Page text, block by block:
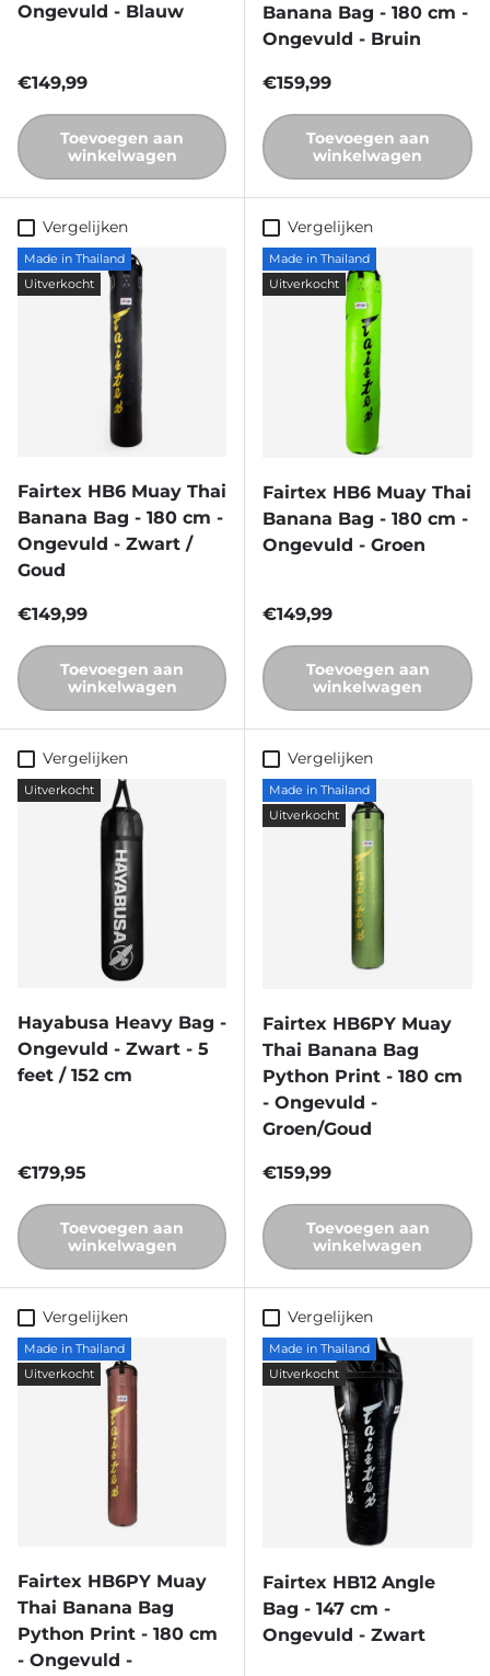
Ongevuld - Blauw
Reguliere prijs
€149,99
Toevoegen aan
winkelwagen
Banana Bag - 180 cm -
Ongevuld - Bruin
Reguliere prijs
€159,99
Toevoegen aan
winkelwagen
Vergelijken
Made in Thailand
Uitverkocht
Fairtex HB6 Muay Thai
Banana Bag - 180 cm -
Ongevuld - Zwart /
Goud
Reguliere prijs
€149,99
Toevoegen aan
winkelwagen
Vergelijken
Made in Thailand
Uitverkocht
Fairtex HB6 Muay Thai
Banana Bag - 180 cm -
Ongevuld - Groen
Reguliere prijs
€149,99
Toevoegen aan
winkelwagen
Vergelijken
Uitverkocht
Hayabusa Heavy Bag -
Ongevuld - Zwart - 5
feet / 152 cm
Reguliere prijs
€179,95
Toevoegen aan
winkelwagen
Vergelijken
Made in Thailand
Uitverkocht
Fairtex HB6PY Muay
Thai Banana Bag
Python Print - 180 cm
- Ongevuld -
Groen/Goud
Reguliere prijs
€159,99
Toevoegen aan
winkelwagen
Vergelijken
Made in Thailand
Uitverkocht
Fairtex HB6PY Muay
Thai Banana Bag
Python Print - 180 cm
- Ongevuld -
Vergelijken
Made in Thailand
Uitverkocht
Fairtex HB12 Angle
Bag - 147 cm -
Ongevuld - Zwart